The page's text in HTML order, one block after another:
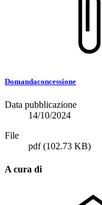
Domandaconcessione
Data pubblicazione
14/10/2024
File
pdf(102.73 KB)
A cura di